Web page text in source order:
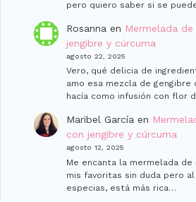
pero quiero saber si se
Rosanna en Mermelada
jengibre y cúrcuma
agosto 22, 2025
Vero, qué delicia de
amo esa mezcla de gengibre
hacía como infusión con flor
Maribel Garcíaen
con jengibre y cúrcuma
agosto 12, 2025
Me encanta la mermelada
mis favoritas sin duda pero
especias, está más rica…